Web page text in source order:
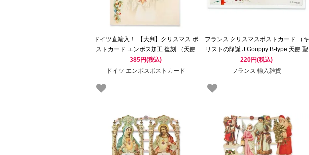
ドイツ直輸入！ 【大判】クリスマス ポ
ストカード エンボス加工 復刻 （天使
お人形 クリスマスツリー）
385円(税込)
ドイツ エンボスポストカード
フランス クリスマスポストカード （キ
リストの降誕 J.Gouppy B-type 天使 聖
母マリア）
220円(税込)
フランス 輸入雑貨